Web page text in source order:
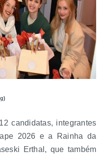
candidatas, integrantes
2026 e a Rainha da
Erthal, que também